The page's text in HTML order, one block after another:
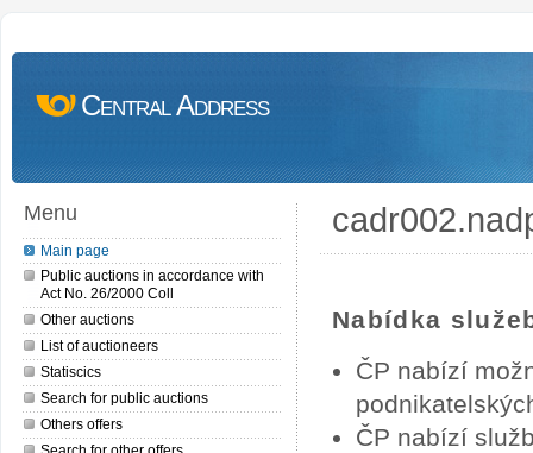
Central Address
Menu
Main page
Public auctions in accordance with
Act No. 26/2000 Coll
Other auctions
List of auctioneers
Statiscics
Search for public auctions
Others offers
Nabídka
ČP nabízí
ČP nabízí